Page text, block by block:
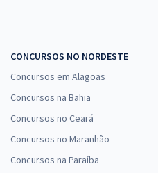
CONCURSOS NO NORDESTE
Concursos em Alagoas
Concursos na Bahia
Concursos no Ceará
Concursos no Maranhão
Concursos na Paraíba